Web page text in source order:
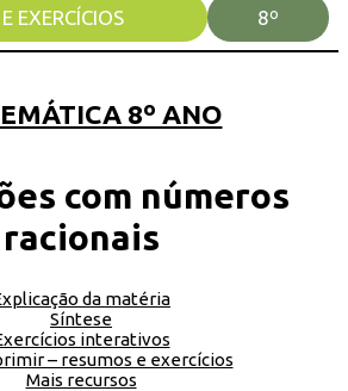
EXERCÍCIOS 8º
8º ANO
com números
racionais
da matéria
Síntese
interativos
– resumos e exercícios
Mais recursos